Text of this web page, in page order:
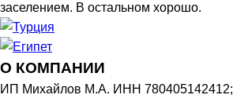
заселением. В остальном хорошо.
О КОМПАНИИ
ИП Михайлов М.А. ИНН 780405142412;